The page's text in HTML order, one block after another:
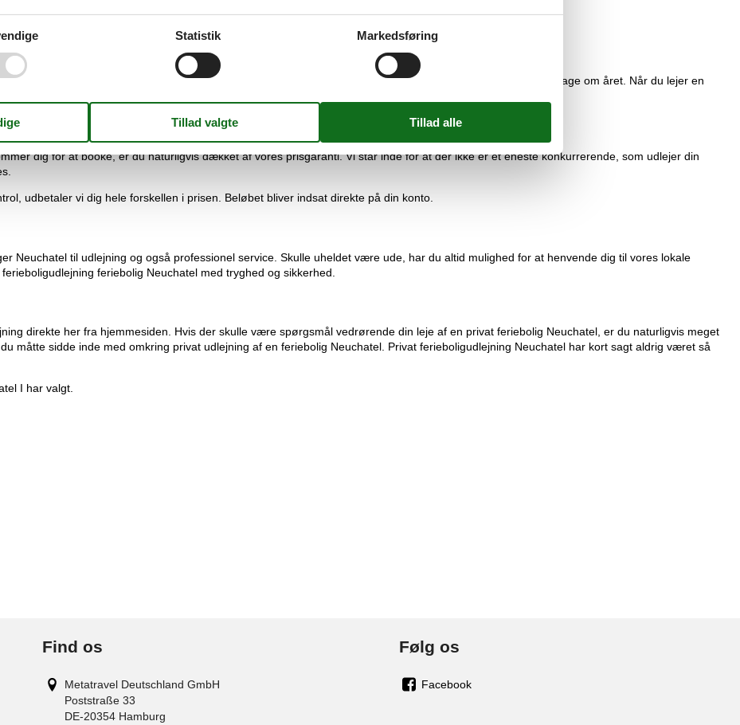
og derfor kan du uden videre finde din feriebolig Neuchatel privat til leje hos os. Døgnet rundt, 365 dage om året. Når du lejer en
ferieboliger Neuchatel at vælge mellem, den laveste pris samt professionel service og sikkerhed.
dig for at booke, er du naturligvis dækket af vores prisgaranti. Vi står inde for at der ikke er ét eneste konkurrerende, som udlejer din
udbetaler vi dig hele forskellen i prisen. Beløbet bliver indsat direkte på din konto.
Neuchatel til udlejning og også professionel service. Skulle uheldet være ude, har du altid mulighed for at henvende dig til vores lokale
feriebolig Neuchatel med tryghed og sikkerhed.
direkte her fra hjemmesiden. Hvis der skulle være spørgsmål vedrørende din leje af en privat feriebolig Neuchatel, er du naturligvis meget
måtte sidde inde med omkring privat udlejning af en feriebolig Neuchatel. Privat ferieboligudlejning Neuchatel har kort sagt aldrig været så
I har valgt.
Find os
Metatravel Deutschland GmbH
Poststraße 33
DE-20354 Hamburg
Følg os
Facebook
Statistik Markedsføring